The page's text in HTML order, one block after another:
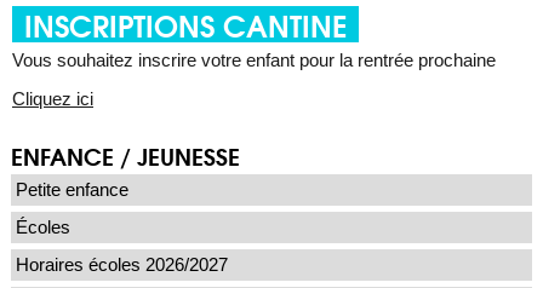
INSCRIPTIONS CANTINE
Vous souhaitez inscrire votre enfant pour la rentrée prochaine
Cliquez ici
ENFANCE / JEUNESSE
Petite enfance
Écoles
Horaires écoles 2026/2027